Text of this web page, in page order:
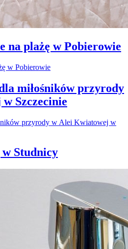
na plażę w Pobierowie
miłośników przyrody
Szczecinie
Studnicy